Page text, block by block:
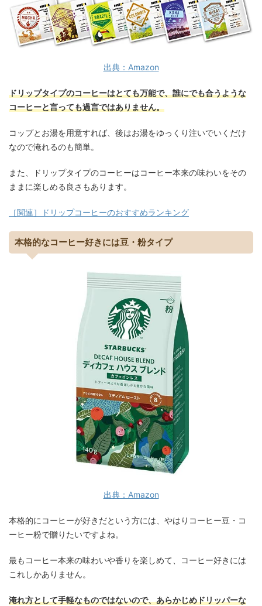
出典：Amazon
ドリップタイプのコーヒーはとても万能で、誰にでも合うような
コーヒーと言っても過言ではありません。
コップとお湯を用意すれば、後はお湯をゆっくり注いでいくだけ
なので淹れるのも簡単。
また、ドリップタイプのコーヒーはコーヒー本来の味わいをその
ままに楽しめる良さもあります。
［関連］ドリップコーヒーのおすすめランキング
本格的なコーヒー好きには豆・粉タイプ
出典：Amazon
本格的にコーヒーが好きだという方には、やはりコーヒー豆・コ
ーヒー粉で贈りたいですよね。
最もコーヒー本来の味わいや香りを楽しめて、コーヒー好きには
これしかありません。
淹れ方として手軽なものではないので、あらかじめドリッパーな